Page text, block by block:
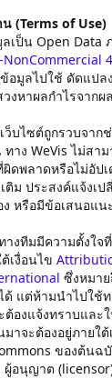
(Terms of Use)
เป็น Open Data
อมูลไปใช้ ดัดแปล
งหาผลกำไรจาก
บไซต์ถูกรวบจาก
าง WeVis ไม่สา
ดพลาดหรือไม่อัป
ติม ประสงค์แจ้งเ
หรือมีข้อเสนอแ
างทีมมีความตั้งใ
เงื่อนไข
ซึ่งหมา
แต่ห้ามนำไปใช้
ต้องแจ้งทราบและ
าจะต้องอยู่ภายใ
ของต้นฉ
ผู้อนุญาต